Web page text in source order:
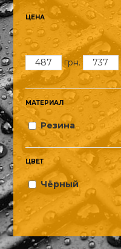
ЦЕНА
грн.
МАТЕРИАЛ
Резина
ЦВЕТ
Чёрный